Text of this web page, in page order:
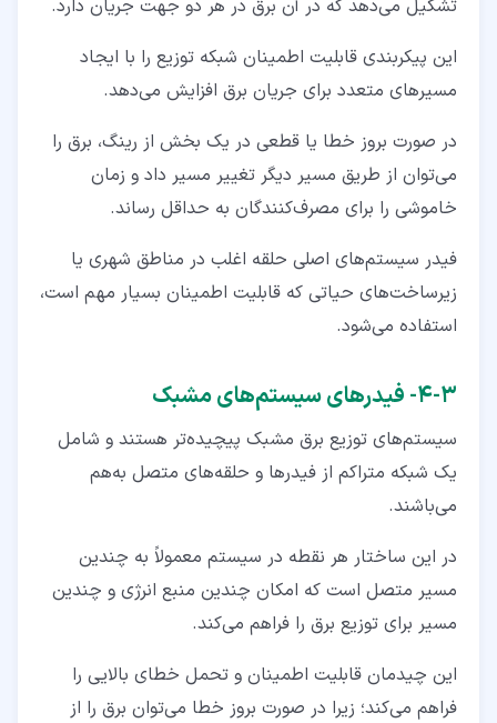
تشکیل می‌دهد که در آن برق در هر دو جهت جریان دارد.
این پیکربندی قابلیت اطمینان شبکه توزیع را با ایجاد
مسیرهای متعدد برای جریان برق افزایش می‌دهد.
در صورت بروز خطا یا قطعی در یک بخش از رینگ، برق را
می‌توان از طریق مسیر دیگر تغییر مسیر داد و زمان
خاموشی را برای مصرف‌کنندگان به حداقل رساند.
فیدر سیستم‌های اصلی حلقه اغلب در مناطق شهری یا
زیرساخت‌های حیاتی که قابلیت اطمینان بسیار مهم است،
استفاده می‌شود.
۳‏-‏۴‏- فیدرهای سیستم‌های مشبک
سیستم‌های توزیع برق مشبک پیچیده‌تر هستند و شامل
یک شبکه متراکم از فیدرها و حلقه‌های متصل‌ به‌هم
می‌باشند.
در این ساختار هر نقطه در سیستم معمولاً به چندین
مسیر متصل است که امکان چندین منبع انرژی و چندین
مسیر برای توزیع برق را فراهم می‌کند.
این چیدمان قابلیت اطمینان و تحمل خطای بالایی را
فراهم می‌کند؛ زیرا در صورت بروز خطا می‌توان برق را از